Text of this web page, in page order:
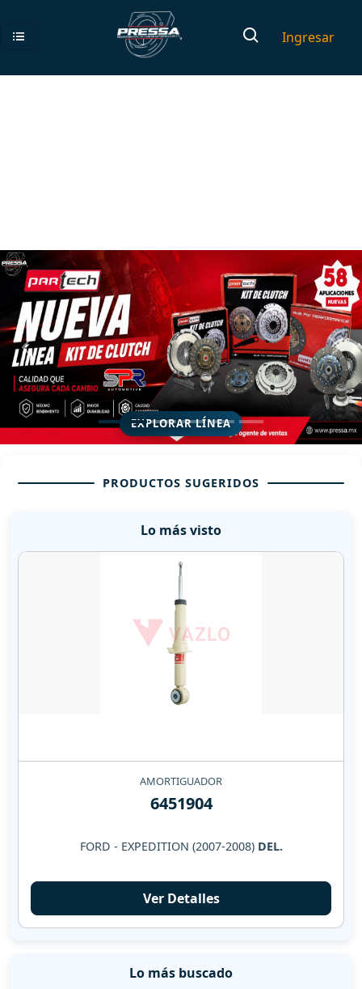
Ingresar
EXPLORAR LÍNEA
Previous Next
PRODUCTOS SUGERIDOS
Lo más visto
AMORTIGUADOR
6451904
FORD - EXPEDITION (2007-2008) DEL.
Ver Detalles
Lo más buscado